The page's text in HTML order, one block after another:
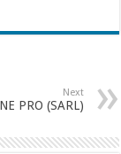
Next
PRO (SARL)